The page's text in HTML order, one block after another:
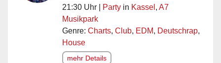
21:30 Uhr | Party in Kassel , A7
Musikpark
Genre: Charts, Club, EDM, Deutschrap,
House
mehr Details